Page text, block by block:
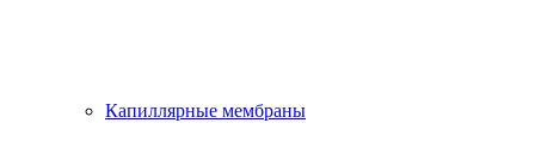
Капиллярные мембраны